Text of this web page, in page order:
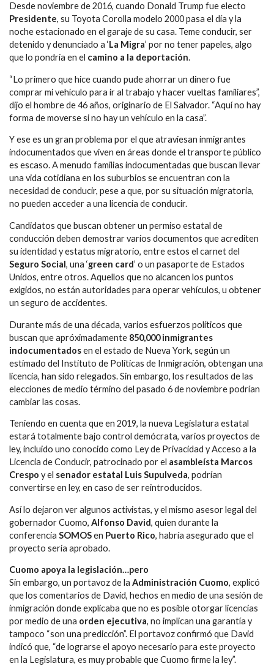
Desde noviembre de 2016, cuando Donald Trump fue electo
Presidente, su Toyota Corolla modelo 2000 pasa el día y la
noche estacionado en el garaje de su casa. Teme conducir, ser
detenido y denunciado a ‘La Migra’ por no tener papeles, algo
que lo pondría en el camino a la deportación.
“Lo primero que hice cuando pude ahorrar un dinero fue
comprar mi vehículo para ir al trabajo y hacer vueltas familiares”,
dijo el hombre de 46 años, originario de El Salvador. “Aquí no hay
forma de moverse si no hay un vehículo en la casa”.
Y ese es un gran problema por el que atraviesan inmigrantes
indocumentados que viven en áreas donde el transporte público
es escaso. A menudo familias indocumentadas que buscan llevar
una vida cotidiana en los suburbios se encuentran con la
necesidad de conducir, pese a que, por su situación migratoria,
no pueden acceder a una licencia de conducir.
Candidatos que buscan obtener un permiso estatal de
conducción deben demostrar varios documentos que acrediten
su identidad y estatus migratorio, entre estos el carnet del
Seguro Social, una ‘green card’ o un pasaporte de Estados
Unidos, entre otros. Aquellos que no alcancen los puntos
exigidos, no están autoridades para operar vehículos, u obtener
un seguro de accidentes.
Durante más de una década, varios esfuerzos políticos que
buscan que apróximadamente 850,000 inmigrantes
indocumentadosen el estado de Nueva York, según un
estimado del Instituto de Políticas de Inmigración, obtengan una
licencia, han sido relegados. Sin embargo, los resultados de las
elecciones de medio término del pasado 6 de noviembre podrían
cambiar las cosas.
Teniendo en cuenta que en 2019, la nueva Legislatura estatal
estará totalmente bajo control demócrata, varios proyectos de
ley, incluido uno conocido como Ley de Privacidad y Acceso a la
Licencia de Conducir, patrocinado por el asambleísta Marcos
Crespo y el senador estatal Luis Supulveda, podrían
convertirse en ley, en caso de ser reintroducidos.
Así lo dejaron ver algunos activistas, y el mismo asesor legal del
gobernador Cuomo, Alfonso David, quien durante la
conferencia SOMOSen Puerto Rico, habría asegurado que el
proyecto sería aprobado.
Cuomo apoya la legislación…pero
Sin embargo, un portavoz de la Administración Cuomo, explicó
que los comentarios de David, hechos en medio de una sesión de
inmigración donde explicaba que no es posible otorgar licencias
por medio de una orden ejecutiva, no implican una garantía y
tampoco “son una predicción”. El portavoz confirmó que David
indicó que, “de lograrse el apoyo necesario para este proyecto
en la Legislatura, es muy probable que Cuomo firme la ley”.